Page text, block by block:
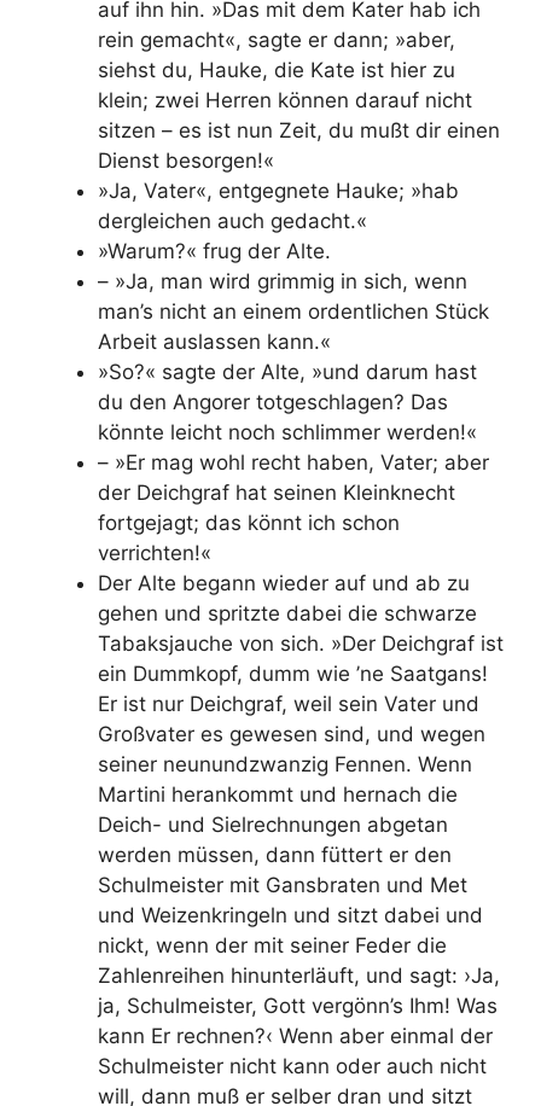
auf ihn hin. »Das mit dem Kater hab ich
rein gemacht«, sagte er dann; »aber,
siehst du, Hauke, die Kate ist hier zu
klein; zwei Herren können darauf nicht
sitzen – es ist nun Zeit, du mußt dir einen
Dienst besorgen!«
»Ja, Vater«, entgegnete Hauke; »hab
dergleichen auch gedacht.«
»Warum?« frug der Alte.
– »Ja, man wird grimmig in sich, wenn
man’s nicht an einem ordentlichen Stück
Arbeit auslassen kann.«
»So?« sagte der Alte, »und darum hast
du den Angorer totgeschlagen? Das
könnte leicht noch schlimmer werden!«
– »Er mag wohl recht haben, Vater; aber
der Deichgraf hat seinen Kleinknecht
fortgejagt; das könnt ich schon
verrichten!«
Der Alte begann wieder auf und ab zu
gehen und spritzte dabei die schwarze
Tabaksjauche von sich. »Der Deichgraf ist
ein Dummkopf, dumm wie ’ne Saatgans!
Er ist nur Deichgraf, weil sein Vater und
Großvater es gewesen sind, und wegen
seiner neunundzwanzig Fennen. Wenn
Martini herankommt und hernach die
Deich- und Sielrechnungen abgetan
werden müssen, dann füttert er den
Schulmeister mit Gansbraten und Met
und Weizenkringeln und sitzt dabei und
nickt, wenn der mit seiner Feder die
Zahlenreihen hinunterläuft, und sagt: ›Ja,
ja, Schulmeister, Gott vergönn’s Ihm! Was
kann Er rechnen?‹ Wenn aber einmal der
Schulmeister nicht kann oder auch nicht
will, dann muß er selber dran und sitzt